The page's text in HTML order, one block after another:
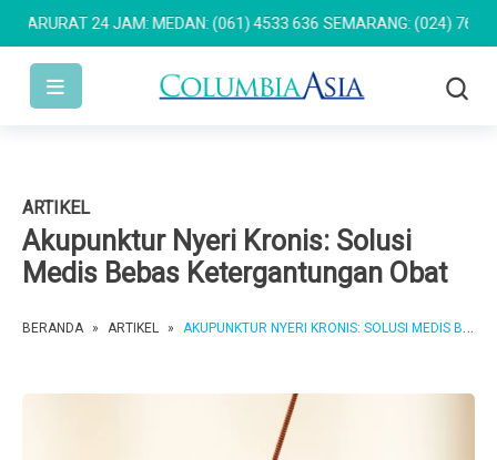
24 JAM: MEDAN: (061) 4533 636 SEMARANG: (024) 762 7676
ARTIKEL
Akupunktur Nyeri Kronis: Solusi
Medis Bebas Ketergantungan Obat
BERANDA » ARTIKEL » AKUPUNKTUR NYERI KRONIS: SOLUSI MEDIS BEBAS KETERGANTUNGAN OBAT